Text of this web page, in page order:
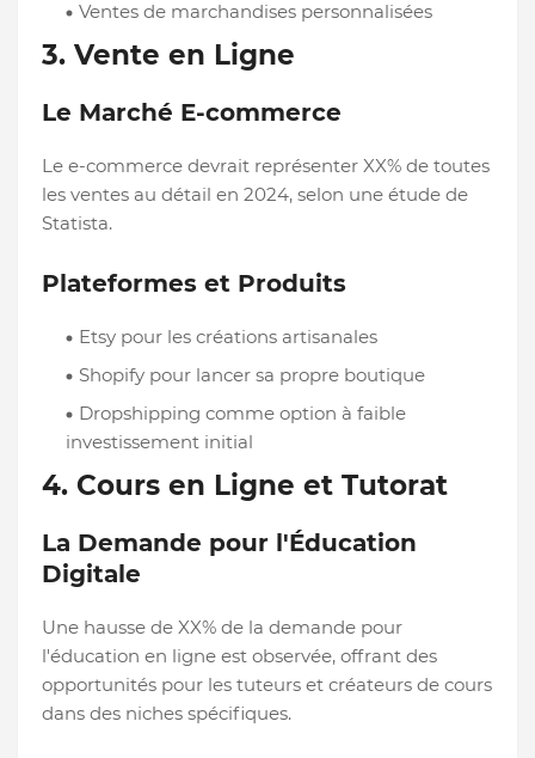
Ventes de marchandises personnalisées
3. Vente en Ligne
Le Marché E-commerce
Le e-commerce devrait représenter XX% de toutes
les ventes au détail en 2024, selon une étude de
Statista.
Plateformes et Produits
Etsy pour les créations artisanales
Shopify pour lancer sa propre boutique
Dropshipping comme option à faible
investissement initial
4. Cours en Ligne et Tutorat
La Demande pour l'Éducation
Digitale
Une hausse de XX% de la demande pour
l'éducation en ligne est observée, offrant des
opportunités pour les tuteurs et créateurs de cours
dans des niches spécifiques.